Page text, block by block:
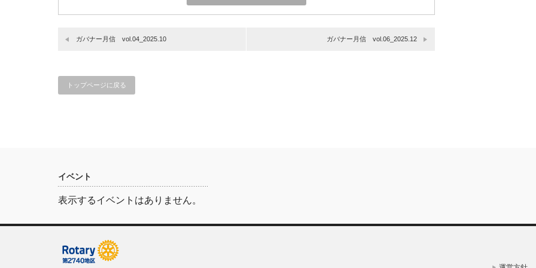
ガバナー月信 vol.04_2025.10 ガバナー月信 vol.06_2025.12
トップページに戻る
イベント
表示するイベントはありません。